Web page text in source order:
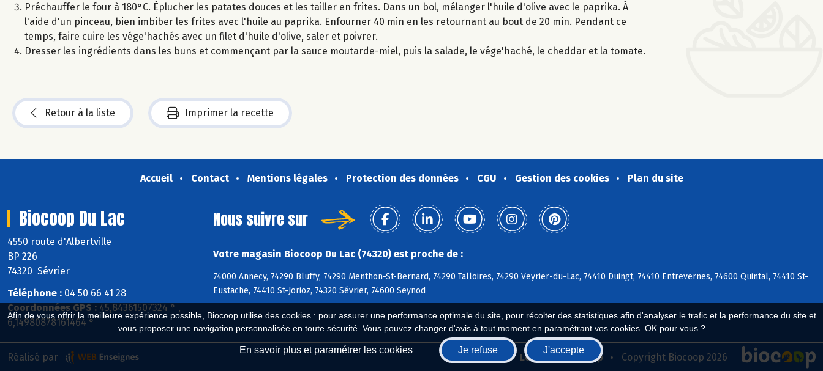
Afin de vous offrir la meilleure expérience possible, Biocoop utilise des cookies : pour assurer une performance optimale du site, pour récolter des statistiques afin d'analyser le trafic et la performance du site et
vous proposer une navigation personnalisée en toute sécurité. Vous pouvez changer d'avis à tout moment en paramétrant vos cookies. OK pour vous ?
En savoir plus et paramétrer les cookies Je refuse J'accepte
Préchauffer le four à 180°C. Éplucher les patates douces et les tailler en frites. Dans un bol, mélanger l'huile d'olive avec le paprika. À
l'aide d'un pinceau, bien imbiber les frites avec l'huile au paprika. Enfourner 40 min en les retournant au bout de 20 min. Pendant ce
temps, faire cuire les vége'hachés avec un filet d'huile d'olive, saler et poivrer.
Dresser les ingrédients dans les buns et commençant par la sauce moutarde-miel, puis la salade, le vége'haché, le cheddar et la tomate.
Retour à la liste Imprimer la recette
Accueil Contact Mentions légales Protection des données CGU Gestion des cookies Plan du site
Biocoop Du Lac
4550 route d'Albertville
BP 226
74320 Sévrier
Téléphone : 04 50 66 41 28
Coordonnées GPS : 45,84361507324 ° ,
6,14980878161464 °
Nous suivre sur
Votre magasin Biocoop Du Lac (74320) est proche de :
74000 Annecy, 74290 Bluffy, 74290 Menthon-St-Bernard, 74290 Talloires, 74290 Veyrier-du-Lac, 74410 Duingt, 74410 Entrevernes, 74600 Quintal, 74410 St-
Eustache, 74410 St-Jorioz, 74320 Sévrier, 74600 Seynod
Biocoop.fr Le réseau Biocoop Copyright Biocoop 2026
Réalisé par